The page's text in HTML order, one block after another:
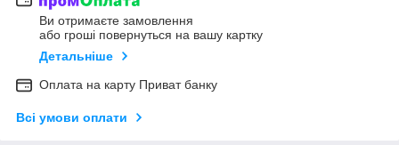
Ви отримаєте замовлення
або гроші повернуться на вашу картку
Детальніше
Оплата на карту Приват банку
Всі умови оплати